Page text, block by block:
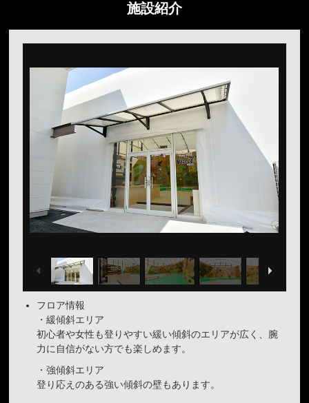
施設紹介
フロア情報
・緩傾斜エリア
初心者や女性も登りやすい緩い傾斜のエリアが広く、腕
力に自信がない方でも楽しめます。
・強傾斜エリア
登り応えのある強い傾斜の壁もあります。